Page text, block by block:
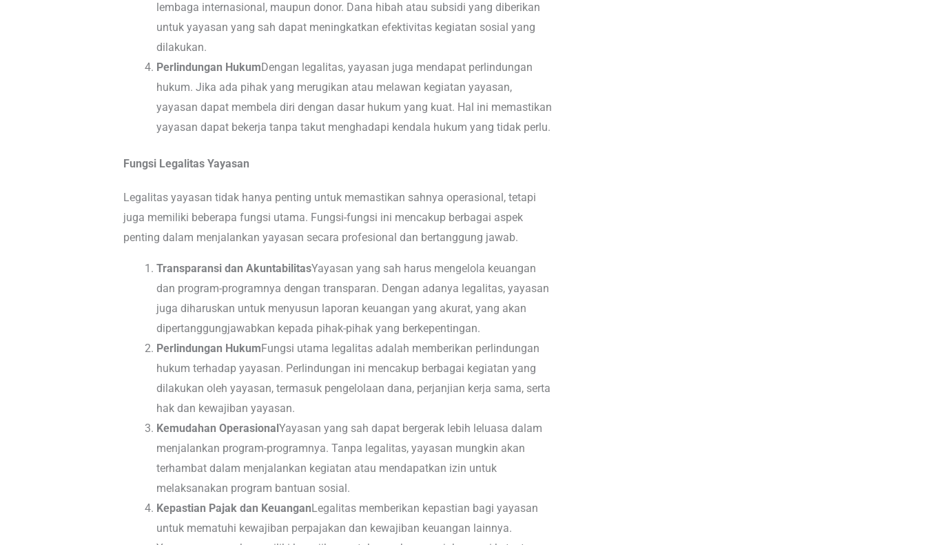
lembaga internasional, maupun donor. Dana hibah atau subsidi yang diberikan
untuk yayasan yang sah dapat meningkatkan efektivitas kegiatan sosial yang
dilakukan.
Perlindungan Hukum Dengan legalitas, yayasan juga mendapat perlindungan
hukum. Jika ada pihak yang merugikan atau melawan kegiatan yayasan,
yayasan dapat membela diri dengan dasar hukum yang kuat. Hal ini memastikan
yayasan dapat bekerja tanpa takut menghadapi kendala hukum yang tidak perlu.
Fungsi Legalitas Yayasan
Legalitas yayasan tidak hanya penting untuk memastikan sahnya operasional, tetapi
juga memiliki beberapa fungsi utama. Fungsi-fungsi ini mencakup berbagai aspek
penting dalam menjalankan yayasan secara profesional dan bertanggung jawab.
Transparansi dan AkuntabilitasYayasan yang sah harus mengelola keuangan
dan program-programnya dengan transparan. Dengan adanya legalitas, yayasan
juga diharuskan untuk menyusun laporan keuangan yang akurat, yang akan
dipertanggungjawabkan kepada pihak-pihak yang berkepentingan.
Perlindungan Hukum Fungsi utama legalitas adalah memberikan perlindungan
hukum terhadap yayasan. Perlindungan ini mencakup berbagai kegiatan yang
dilakukan oleh yayasan, termasuk pengelolaan dana, perjanjian kerja sama, serta
hak dan kewajiban yayasan.
Kemudahan Operasional Yayasan yang sah dapat bergerak lebih leluasa dalam
menjalankan program-programnya. Tanpa legalitas, yayasan mungkin akan
terhambat dalam menjalankan kegiatan atau mendapatkan izin untuk
melaksanakan program bantuan sosial.
Kepastian Pajak dan Keuangan Legalitas memberikan kepastian bagi yayasan
untuk mematuhi kewajiban perpajakan dan kewajiban keuangan lainnya.